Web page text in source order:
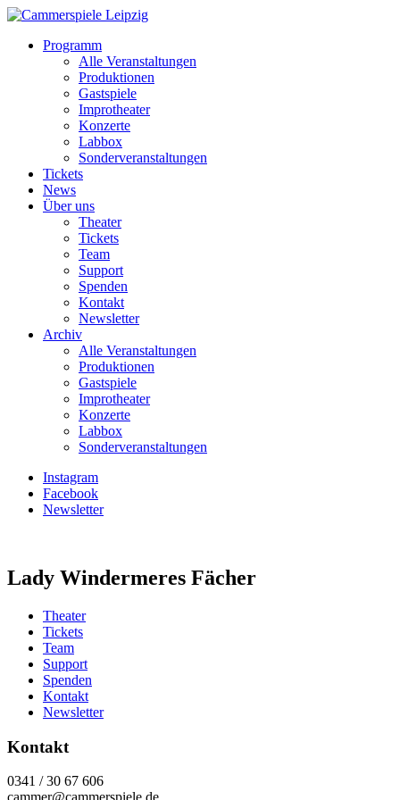
Programm
Alle Veranstaltungen
Produktionen
Gastspiele
Improtheater
Konzerte
Labbox
Sonderveranstaltungen
Tickets
News
Über uns
Theater
Tickets
Team
Support
Spenden
Kontakt
Newsletter
Archiv
Alle Veranstaltungen
Produktionen
Gastspiele
Improtheater
Konzerte
Labbox
Sonderveranstaltungen
Instagram
Facebook
Newsletter
Lady Windermeres Fächer
Theater
Tickets
Team
Support
Spenden
Kontakt
Newsletter
Kontakt
0341 / 30 67 606